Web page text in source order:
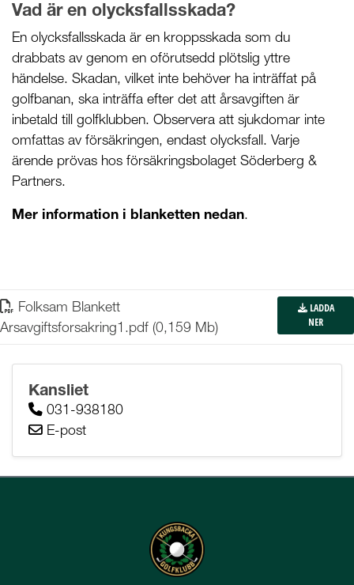
Vad är en olycksfallsskada?
En olycksfallsskada är en kroppsskada som du
drabbats av genom en oförutsedd plötslig yttre
händelse. Skadan, vilket inte behöver ha inträffat på
golfbanan, ska inträffa efter det att årsavgiften är
inbetald till golfklubben. Observera att sjukdomar inte
omfattas av försäkringen, endast olycksfall. Varje
ärende prövas hos försäkringsbolaget Söderberg &
Partners.
Mer information i blanketten nedan.
Folksam Blankett
Arsavgiftsforsakring1 .pdf (0,159 Mb)
LADDA
NER
Kansliet
031-938180
E-post